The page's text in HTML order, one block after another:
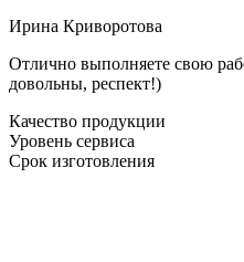
Ирина Криворотова
Отлично выполняете свою
довольны, респект!)
Качество продукции
Уровень сервиса
Срок изготовления